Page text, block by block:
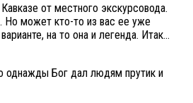
от местного экскурсовода.
Но может кто-то из вас ее уже
на то она и легенда. Итак…
однажды Бог дал людям прутик и